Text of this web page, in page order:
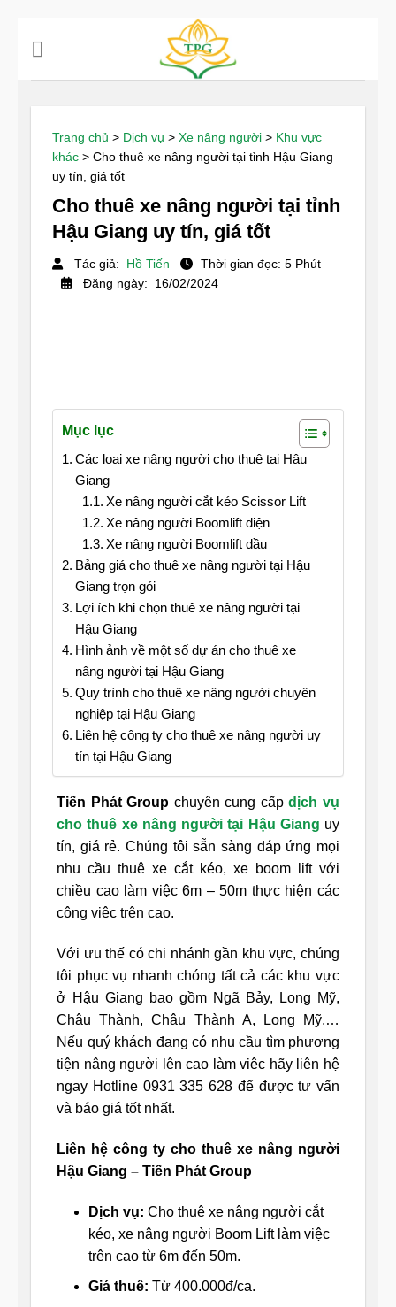
Trang chủ > Dịch vụ > Xe nâng người > Khu vực
khác > Cho thuê xe nâng người tại tỉnh Hậu Giang
uy tín, giá tốt
Cho thuê xe nâng người tại tỉnh
Hậu Giang uy tín, giá tốt
Tác giả: Hồ Tiến
Thời gian đọc: 5 Phút
Đăng ngày: 16/02/2024
Mục lục
Các loại xe nâng người cho thuê tại Hậu
Giang
Xe nâng người cắt kéo Scissor Lift
Xe nâng người Boomlift điện
Xe nâng người Boomlift dầu
Bảng giá cho thuê xe nâng người tại Hậu
Giang trọn gói
Lợi ích khi chọn thuê xe nâng người tại
Hậu Giang
Hình ảnh về một số dự án cho thuê xe
nâng người tại Hậu Giang
Quy trình cho thuê xe nâng người chuyên
nghiệp tại Hậu Giang
Liên hệ công ty cho thuê xe nâng người uy
tín tại Hậu Giang
Tiến Phát Group chuyên cung cấpdịch vụ
cho thuê xe nâng người tại Hậu Giang uy
tín, giá rẻ. Chúng tôi sẵn sàng đáp ứng mọi
nhu cầu thuê xe cắt kéo, xe boom lift với
chiều cao làm việc 6m – 50m thực hiện các
công việc trên cao.
Với ưu thế có chi nhánh gần khu vực, chúng
tôi phục vụ nhanh chóng tất cả các khu vực
ở Hậu Giang bao gồm Ngã Bảy, Long Mỹ,
Châu Thành, Châu Thành A, Long Mỹ,…
Nếu quý khách đang có nhu cầu tìm phương
tiện nâng người lên cao làm viêc hãy liên hệ
ngay Hotline 0931 335 628 để được tư vấn
và báo giá tốt nhất.
Liên hệ công ty cho thuê xe nâng người
Hậu Giang – Tiến Phát Group
Dịch vụ: Cho thuê xe nâng người cắt
kéo, xe nâng người Boom Lift làm việc
trên cao từ 6m đến 50m.
Giá thuê: Từ 400.000đ/ca.